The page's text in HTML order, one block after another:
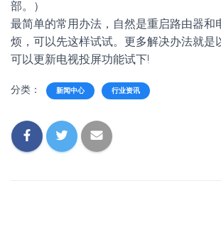
部。）
最简单的常用办法，自然是重启路由器和
烦，可以先这样试试。更多解决办法就是
可以更新电视投屏功能试下!
分类： 新闻中心 行业资讯